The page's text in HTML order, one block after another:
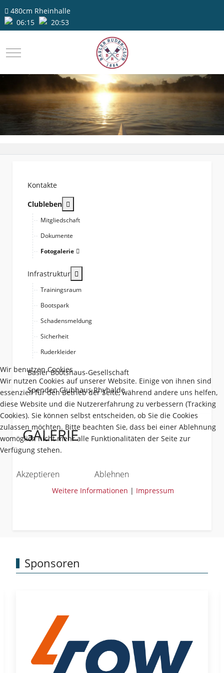
480cm Rheinhalle
06:15
20:53
Mobile Menu Toggle
Kontakte
Clubleben
Mitgliedschaft
Dokumente
Fotogalerie
Infrastruktur
Trainingsraum
Bootspark
Schadensmeldung
Sicherheit
Ruderkleider
Basler Bootshaus-Gesellschaft
Spenden Clubhaus Rhyhalde
GALERIE
Sponsoren
Wir benutzen Cookies
Wir nutzen Cookies auf unserer Website. Einige von ihnen sind
essenziell für den Betrieb der Seite, während andere uns helfen,
diese Website und die Nutzererfahrung zu verbessern (Tracking
Cookies). Sie können selbst entscheiden, ob Sie die Cookies
zulassen möchten. Bitte beachten Sie, dass bei einer Ablehnung
womöglich nicht mehr alle Funktionalitäten der Seite zur
Verfügung stehen.
Akzeptieren Ablehnen
Weitere Informationen | Impressum